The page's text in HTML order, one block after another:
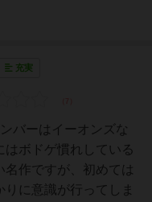
充実
バーはイーオンズな
はボドゲ慣れしている
作ですが、初めては
に意識が行ってしま